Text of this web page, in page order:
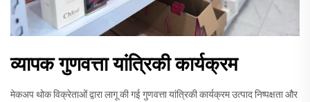
व्यापक गुणवत्ता यांत्रिकी कार्यक्रम
मेकअप थोक विक्रेताओं द्वारा लागू की गई गुणवत्ता यांत्रिकी कार्यक्रम उत्पाद निष्पक्षता और